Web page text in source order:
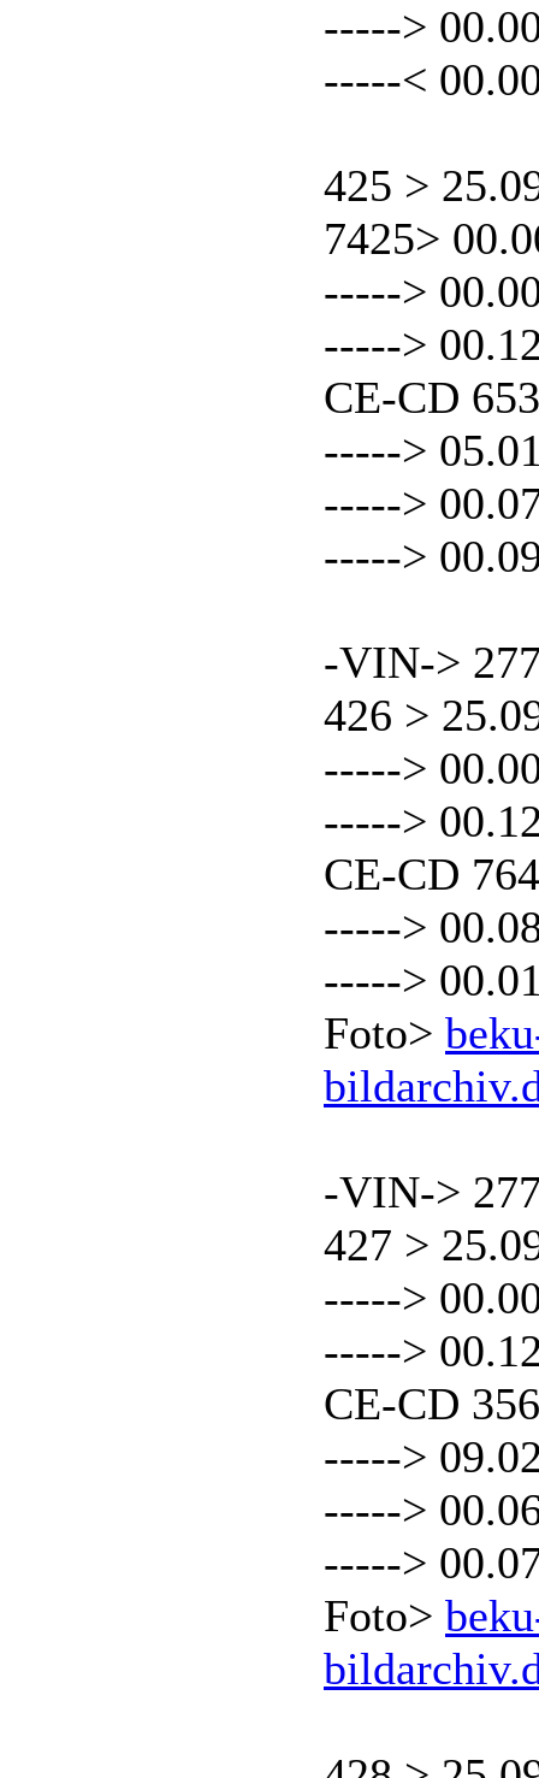
----->
-----<
425 >
7425>
----->
----->
CE-CD 653
----->
----->
----->
-VIN->
426 >
----->
----->
CE-CD 764
----->
----->
Foto>
-VIN->
427 >
----->
----->
CE-CD 356
----->
----->
----->
Foto>